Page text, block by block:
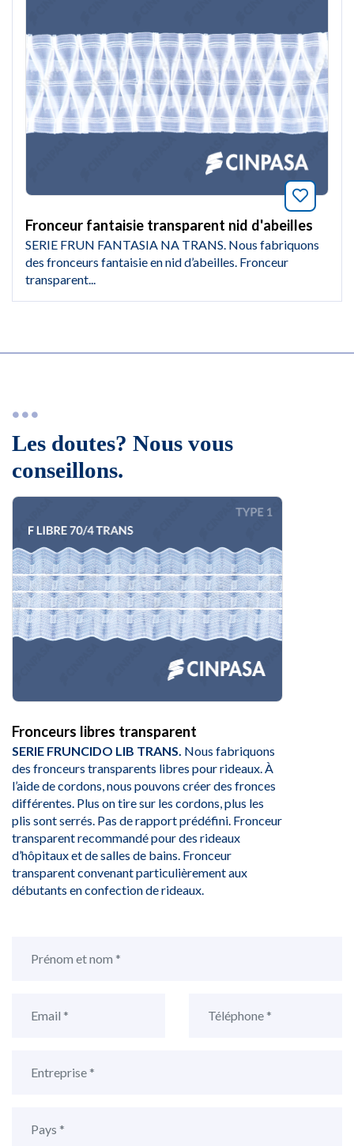
Fronceur fantaisie transparent nid d'abeilles
SERIE FRUN FANTASIA NA TRANS. Nous fabriquons
des fronceurs fantaisie en nid d’abeilles. Fronceur
transparent...
Les doutes? Nous vous
conseillons.
Fronceurs libres transparent
SERIE FRUNCIDO LIB TRANS. Nous fabriquons
des fronceurs transparents libres pour rideaux. À
l’aide de cordons, nous pouvons créer des fronces
différentes. Plus on tire sur les cordons, plus les
plis sont serrés. Pas de rapport prédéfini. Fronceur
transparent recommandé pour des rideaux
d’hôpitaux et de salles de bains. Fronceur
transparent convenant particulièrement aux
débutants en confection de rideaux.